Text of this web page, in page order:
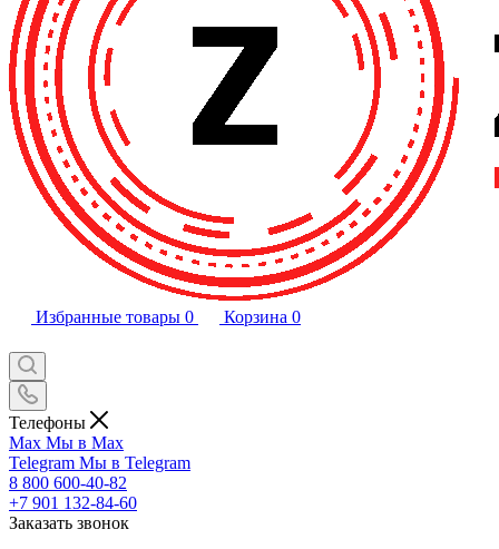
Избранные товары 0 Корзина 0
Телефоны
Max Мы в Max
Telegram Мы в Telegram
8 800 600-40-82
+7 901 132-84-60
Заказать звонок